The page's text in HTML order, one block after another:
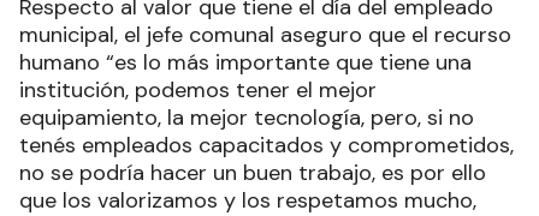
Respecto al valor que tiene el día del empleado
municipal, el jefe comunal aseguro que el recurso
humano “es lo más importante que tiene una
institución, podemos tener el mejor
equipamiento, la mejor tecnología, pero, si no
tenés empleados capacitados y comprometidos,
no se podría hacer un buen trabajo, es por ello
que los valorizamos y los respetamos mucho,